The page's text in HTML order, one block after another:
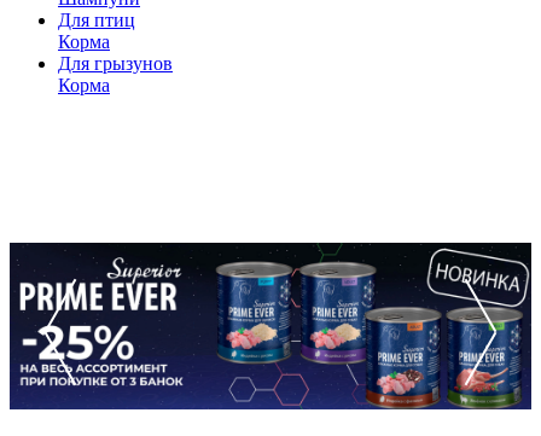
Для птиц
Корма
Для грызунов
Корма